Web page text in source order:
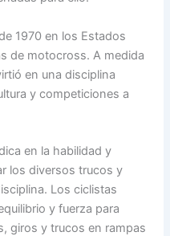
1970 en los Estados
de motocross. A medida
en una disciplina
y competiciones a
en la habilidad y
los diversos trucos y
Los ciclistas
y fuerza para
giros y trucos en rampas